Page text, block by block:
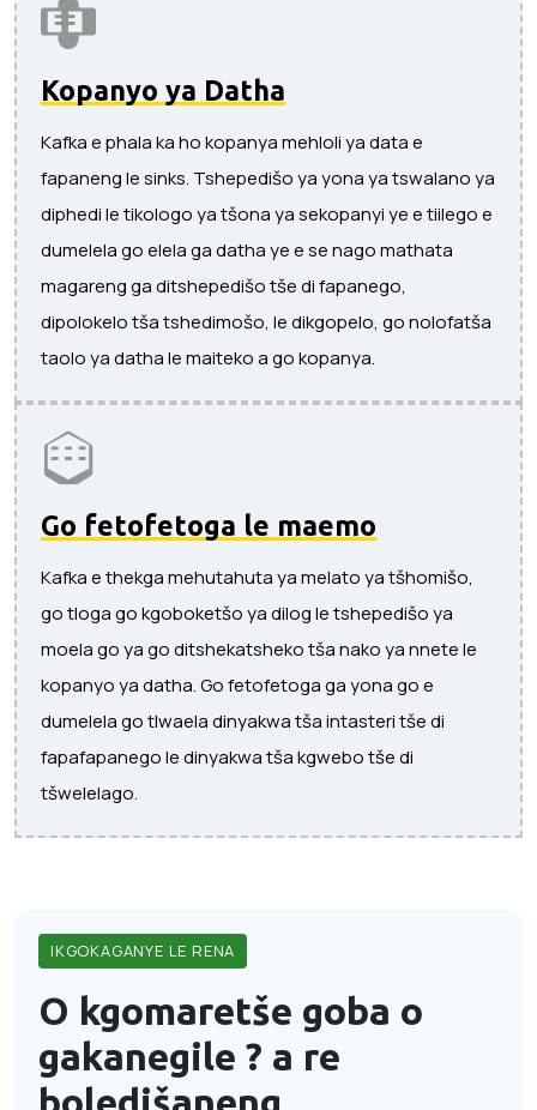
Kopanyo ya Datha
Kafka e phala ka ho kopanya mehloli ya data e
fapaneng le sinks. Tshepedišo ya yona ya tswalano ya
diphedi le tikologo ya tšona ya sekopanyi ye e tiilego e
dumelela go elela ga datha ye e se nago mathata
magareng ga ditshepedišo tše di fapanego,
dipolokelo tša tshedimošo, le dikgopelo, go nolofatša
taolo ya datha le maiteko a go kopanya.
Go fetofetoga le maemo
Kafka e thekga mehutahuta ya melato ya tšhomišo,
go tloga go kgoboketšo ya dilog le tshepedišo ya
moela go ya go ditshekatsheko tša nako ya nnete le
kopanyo ya datha. Go fetofetoga ga yona go e
dumelela go tlwaela dinyakwa tša intasteri tše di
fapafapanego le dinyakwa tša kgwebo tše di
tšwelelago.
IKGOKAGANYE LE RENA
O kgomaretše goba o
gakanegile ? a re